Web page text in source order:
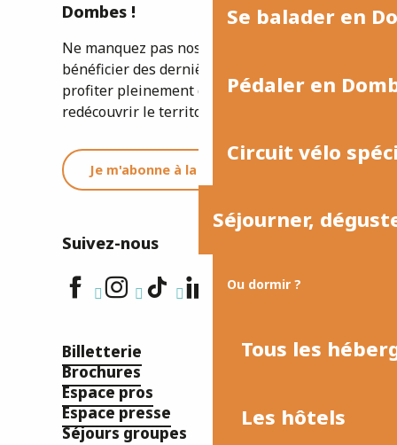
Se balader en
Pédaler en
Circuit vélo
Séjourner,
Ou dormir ?
Tous les
Les hôtels
Dombes !
Ne manquez pas nos newsletters pour
bénéficier des dernières informations et
profiter pleinement de votre séjour ou
redécouvrir le territoire.
Je m'abonne à la newsletter
Suivez-nous
Billetterie
Brochures
Espace pros
Espace presse
Séjours groupes